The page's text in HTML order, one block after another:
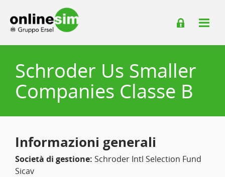
Schroder Us Smaller
Companies Classe B
Informazioni generali
Società di gestione: Schroder Intl Selection Fund
Sicav